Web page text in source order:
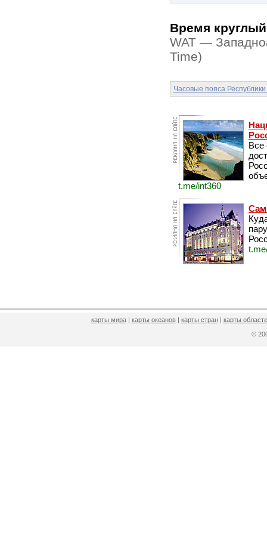
Время
WAT —
Time)
Часовые пояса Республики
Все
t.me/int360
карты мира| карты океанов| карты стран| карты
©